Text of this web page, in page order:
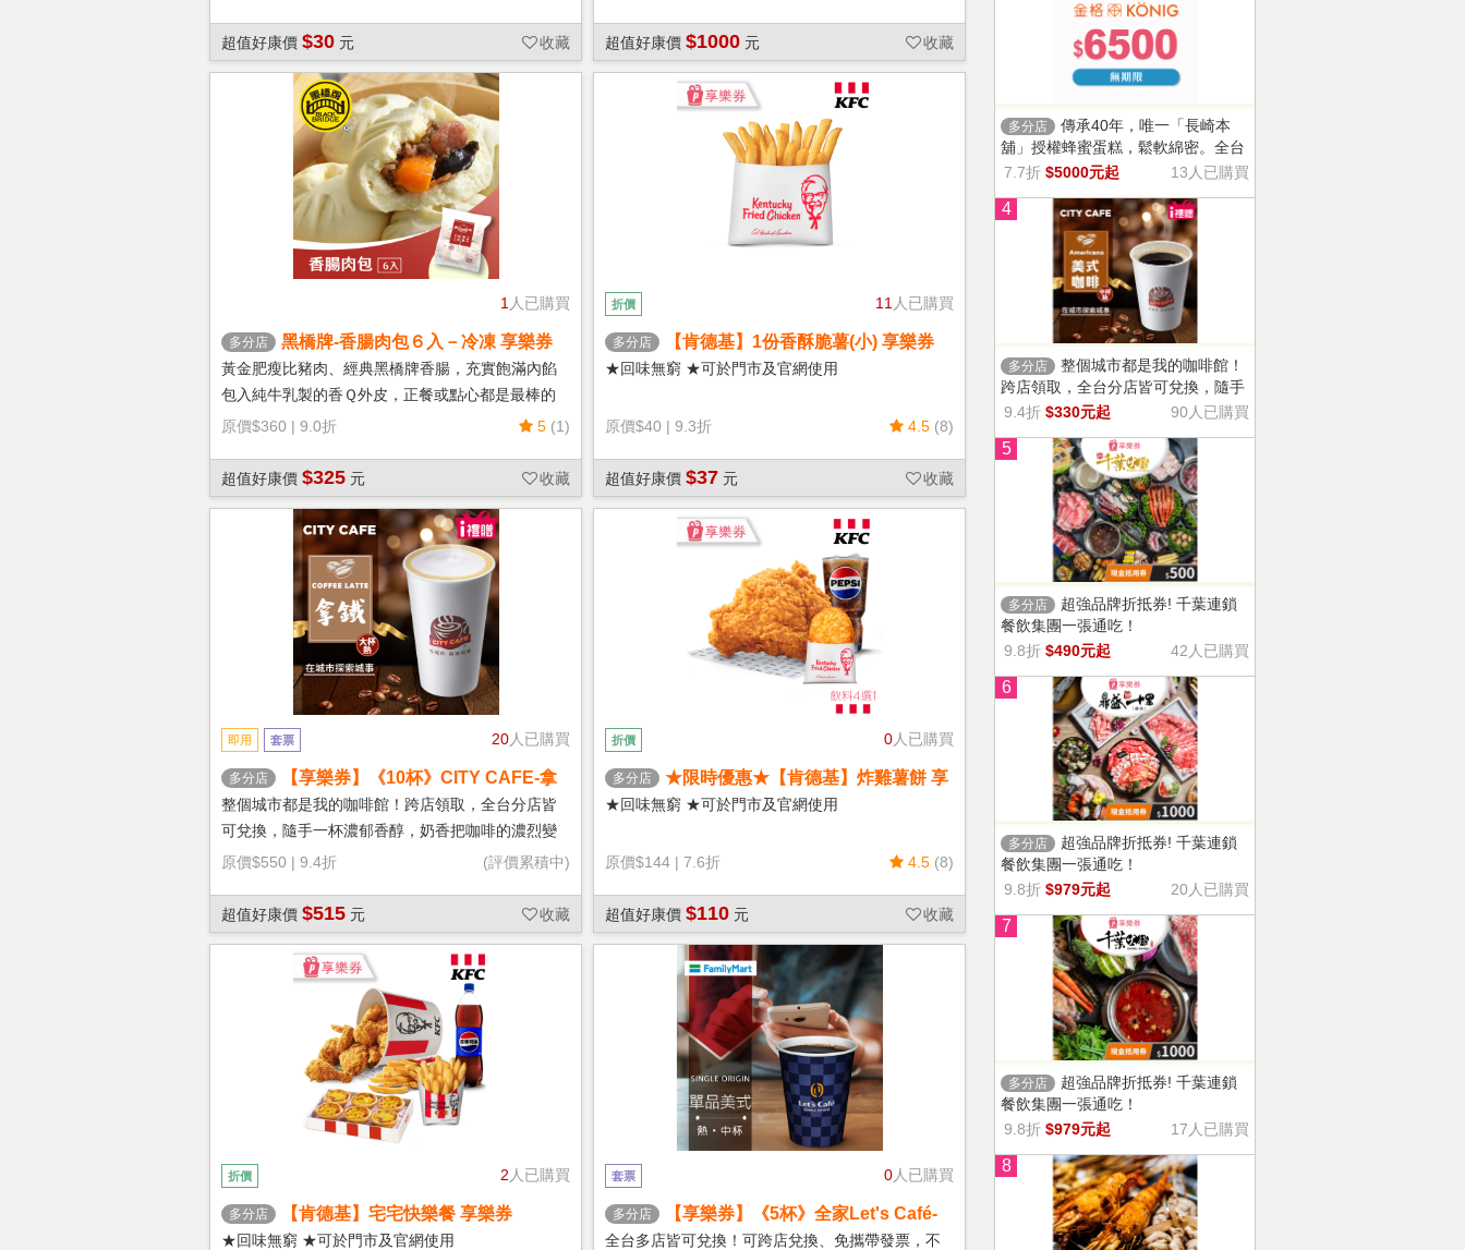
超值好康價 $30 元 收藏 超值好康價 $1000 元 收藏
1 人已購買
多分店 黑橋牌-香腸肉包６入－冷凍 享樂券
黃金肥瘦比豬肉、經典黑橋牌香腸，充實飽滿內餡
包入純牛乳製的香Ｑ外皮，正餐或點心都是最棒的
選擇！
原價$360 | 9.0折 5 (1)
超值好康價 $325 元 收藏
11 人已購買
折價
多分店 【肯德基】1份香酥脆薯(小) 享樂券
★回味無窮 ★可於門市及官網使用
原價$40 | 9.3折 4.5 (8)
超值好康價 $37 元 收藏
20人已購買
即用 套票
多分店
【享樂券】《10杯》CITY CAFE-拿
鐵(大杯-熱)
整個城市都是我的咖啡館！跨店領取，全台分店皆
可兌換，隨手一杯濃郁香醇，奶香把咖啡的濃烈變
溫柔！
原價$550 | 9.4折 (評價累積中)
超值好康價 $515 元 收藏
0人已購買
折價
多分店
★限時優惠★【肯德基】炸雞薯餅 享
樂券
★回味無窮 ★可於門市及官網使用
原價$144 | 7.6折 4.5 (8)
超值好康價 $110 元 收藏
2 人已購買
折價
多分店 【肯德基】宅宅快樂餐 享樂券
★回味無窮 ★可於門市及官網使用
0人已購買
套票
多分店
【享樂券】《5杯》全家Let's Café-
熱單品美式(中杯)
全台多店皆可兌換！可跨店兌換、免攜帶發票，不
多分店
傳承40年，唯一「長崎本
舖」授權蜂蜜蛋糕，鬆軟綿密。全台
13家門市適用，自選商品，幸福烘焙
7.7折 $5000元起 13人已購買
4
多分店
整個城市都是我的咖啡館！
跨店領取，全台分店皆可兌換，隨手
一杯濃郁香醇，調和酸味，清新果香
9.4折 $330元起 90人已購買
5
多分店
超強品牌折抵券! 千葉連鎖
餐飲集團一張通吃！
9.8折 $490元起 42人已購買
6
多分店
超強品牌折抵券! 千葉連鎖
餐飲集團一張通吃！
9.8折 $979元起 20人已購買
7
多分店
超強品牌折抵券! 千葉連鎖
餐飲集團一張通吃！
9.8折 $979元起 17人已購買
8